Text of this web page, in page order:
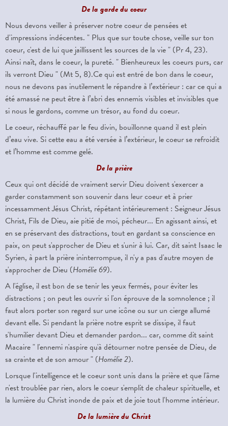
De la garde du coeur
Nous devons veiller à préserver notre coeur de pensées et
d'impressions indécentes. " Plus que sur toute chose, veille sur ton
coeur, c'est de lui que jaillissent les sources de la vie " (Pr 4, 23).
Ainsi naît, dans le coeur, la pureté. " Bienheureux les coeurs purs, car
ils verront Dieu " (Mt 5, 8).Ce qui est entré de bon dans le coeur,
nous ne devons pas inutilement le répandre à l’extérieur : car ce qui a
été amassé ne peut être à l’abri des ennemis visibles et invisibles que
si nous le gardons, comme un trésor, au fond du coeur.
Le coeur, réchauffé par le feu divin, bouillonne quand il est plein
d’eau vive. Si cette eau a été versée à l’extérieur, le coeur se refroidit
et l’homme est comme gelé.
De la prière
Ceux qui ont décidé de vraiment servir Dieu doivent s'exercer a
garder constamment son souvenir dans leur coeur et à prier
incessamment Jésus Christ, répétant intérieurement : Seigneur Jésus
Christ, Fils de Dieu, aie pitié de moi, pécheur... En agissant ainsi, et
en se préservant des distractions, tout en gardant sa conscience en
paix, on peut s'approcher de Dieu et s'unir à lui. Car, dit saint Isaac le
Syrien, à part la prière ininterrompue, il n'y a pas d'autre moyen de
s'approcher de Dieu (Homélie69).
A l'église, il est bon de se tenir les yeux fermés, pour éviter les
distractions ; on peut les ouvrir si l'on éprouve de la somnolence ; il
faut alors porter son regard sur une icône ou sur un cierge allumé
devant elle. Si pendant la prière notre esprit se dissipe, il faut
s'humilier devant Dieu et demander pardon... car, comme dit saint
Macaire " l'ennemi n'aspire qu'à détourner notre pensée de Dieu, de
sa crainte et de son amour " (Homélie 2).
Lorsque l'intelligence et le coeur sont unis dans la prière et que l'âme
n'est troublée par rien, alors le coeur s'emplit de chaleur spirituelle, et
la lumière du Christ inonde de paix et de joie tout l'homme intérieur.
De la lumière du Christ